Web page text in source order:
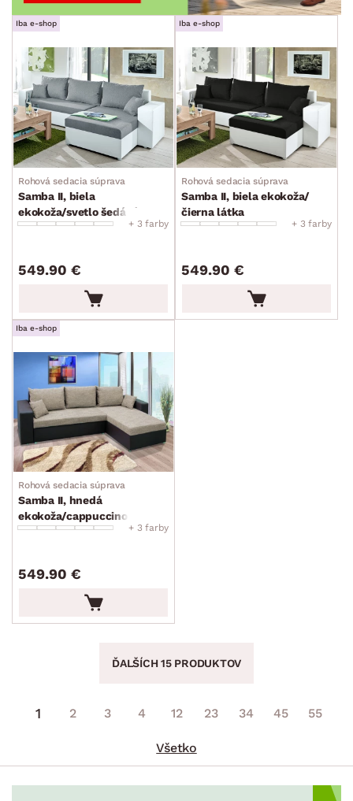
Iba e-shop
Rohová sedacia súprava
Samba II, biela
ekokoža/svetlo šedá látka
+ 3 farby
549.90 €
Iba e-shop
Rohová sedacia súprava
Samba II, biela ekokoža/
čierna látka
+ 3 farby
549.90 €
Iba e-shop
Rohová sedacia súprava
Samba II, hnedá
ekokoža/cappuccino
tkanina
+ 3 farby
549.90 €
ĎALŠÍCH 15 PRODUKTOV
1 2 3 4 12 23 34 45 55
Všetko